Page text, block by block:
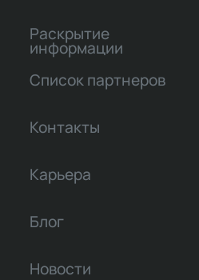
Раскрытие
информации
Список партнеров
Контакты
Карьера
Блог
Новости